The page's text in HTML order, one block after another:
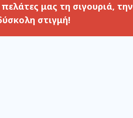
μας τη σιγουριά, την
στιγμή!